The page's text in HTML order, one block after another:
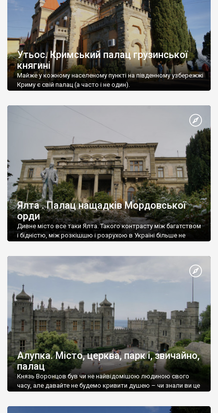
Утьос. Кримський палац грузинської
княгині
Майже у кожному населеному пункті на південному узбережжі
Криму є свій палац (а часто і не один).
Ялта . Палац нащадків Мордовської
орди
Дивне місто все таки Ялта. Такого контрасту між багатством
і бідністю, між розкішшю і розрухою в Україні більше не
Алупка. Місто, церква, парк і, звичайно,
палац
Князь Воронцов був чи не найвідомішою людиною свого
часу, але давайте не будемо кривити душею – чи знали ви це